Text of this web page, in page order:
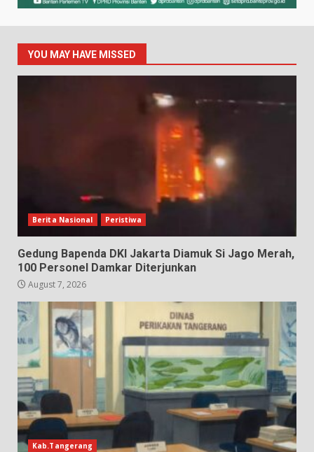
YOU MAY HAVE MISSED
Berita Nasional Peristiwa
Gedung Bapenda DKI Jakarta Diamuk Si Jago Merah,
100 Personel Damkar Diterjunkan
August 7, 2026
Kab.Tangerang